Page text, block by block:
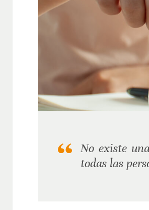
No existe
todas las